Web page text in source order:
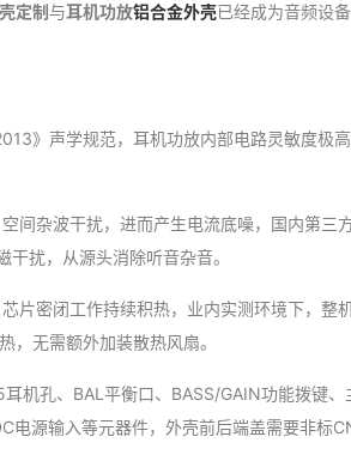
定制与耳机功放铝合金外壳已经成为音频设
》声学规范，耳机功放内部电路灵敏度极
间杂波干扰，进而产生电流底噪，国内第三
扰，从源头消除听音杂音。
片密闭工作持续积热，业内实测环境下，
，无需额外加装散热风扇。
机孔、BAL平衡口、BASS/GAIN功能拨键、
电源输入等元器件，外壳前后端盖需要非标